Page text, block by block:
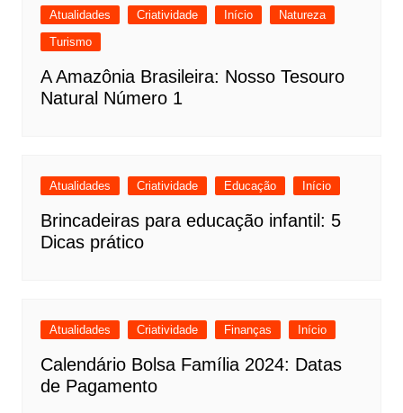
Atualidades Criatividade Início
Natureza
Turismo
A Amazônia Brasileira: Nosso Tesouro
Natural Número 1
Atualidades Criatividade Educação Início
Brincadeiras para educação infantil: 5
Dicas prático
Atualidades Criatividade Finanças Início
Calendário Bolsa Família 2024: Datas
de Pagamento